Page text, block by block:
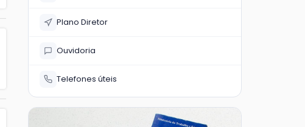
Plano Diretor
Ouvidoria
Telefones úteis